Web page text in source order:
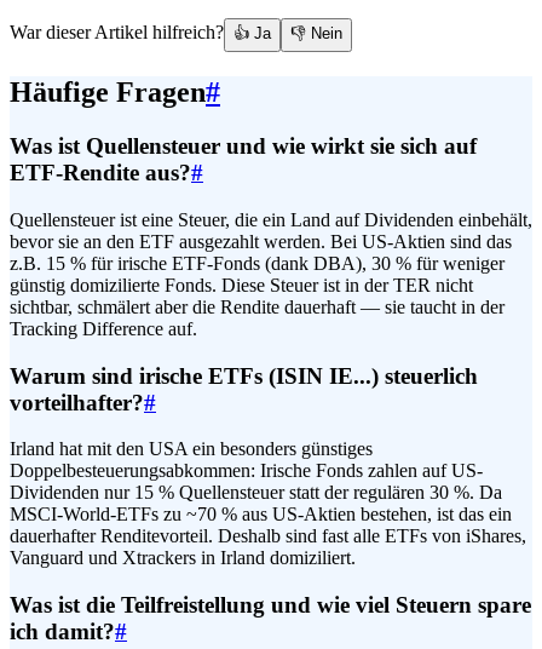
War dieser Artikel hilfreich? 👍 Ja 👎 Nein
Häufige Fragen#
Was ist Quellensteuer und wie wirkt sie sich auf
ETF-Rendite aus?#
Quellensteuer ist eine Steuer, die ein Land auf Dividenden einbehält,
bevor sie an den ETF ausgezahlt werden. Bei US-Aktien sind das
z.B. 15 % für irische ETF-Fonds (dank DBA), 30 % für weniger
günstig domizilierte Fonds. Diese Steuer ist in der TER nicht
sichtbar, schmälert aber die Rendite dauerhaft — sie taucht in der
Tracking Difference auf.
Warum sind irische ETFs (ISIN IE...) steuerlich
vorteilhafter?#
Irland hat mit den USA ein besonders günstiges
Doppelbesteuerungsabkommen: Irische Fonds zahlen auf US-
Dividenden nur 15 % Quellensteuer statt der regulären 30 %. Da
MSCI-World-ETFs zu ~70 % aus US-Aktien bestehen, ist das ein
dauerhafter Renditevorteil. Deshalb sind fast alle ETFs von iShares,
Vanguard und Xtrackers in Irland domiziliert.
Was ist die Teilfreistellung und wie viel Steuern spare
ich damit?#